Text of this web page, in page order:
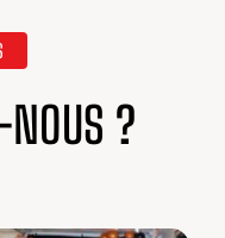
NOUS ?